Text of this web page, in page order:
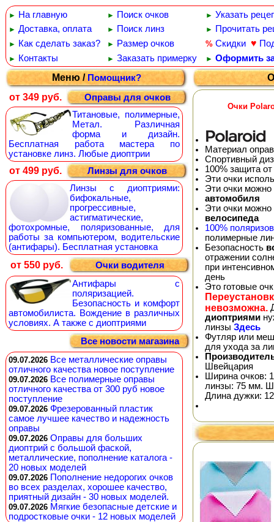
► На главную ► Поиск очков ► Указать
► Доставка, оплата ► Поиск линз ► Прочитать
► Как сделать заказ? ► Размер очков % Скидки ♥
► Контакты ► Заказать примерку ► Оформить
Меню /Помощник?
от 349 руб.
Оправы для очков
Титановые, полимерные,
Метал. Различная
форма и дизайн.
Бесплатная работа мастера по
установке линз. Любые диоптрии
от 499 руб.
Линзы для очков
Линзы с диоптриями:
бифокальные,
прогрессивные,
астигматические,
фотохромные, поляризованные, для
работы за компьютером, водительские
(антифары). Бесплатная установка
от 550 руб.
Очки водителя
Антифары с
поляризацией.
Безопасность и комфорт
автомобилиста. Вождение в различных
условиях. А также с диоптриями
Все новости магазина
09.07.2026 Все металлические оправы
отличного качества новое поступление
09.07.2026 Все полимерные оправы
отличного качества от 300 руб новое
поступление
09.07.2026 Фрезерованный пластик
самое лучшее качество и надежность
оправы
09.07.2026 Оправы для больших
диоптрий с большой фаской,
металлические, пополнение каталога -
20 новых моделей
09.07.2026 Пополнение недорогих очков
во всех разделах, хорошее качество,
приятный дизайн - 30 новых моделей.
09.07.2026 Мягкие безопасные детские и
подростковые очки - 12 новых моделей
Очки
Материал
Спортивный
100% защита
Эти очки
Эти очки
автомобиля
Эти очки
велосипеда
100%
полимерные
Безопасность
отражении
при
день
Это готовые
невозможна.
диоптриями
линзы Здесь
Футляр или
для ухода за
Швейцария
Ширина очков:
линзы: 75 мм.
Длина дужки: